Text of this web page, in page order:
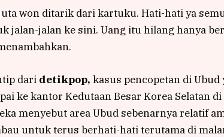
won ditarik dari kartuku. Hati-hati ya
jalan-jalan ke sini. Uang itu hilang hanya
dari detikpop, kasus pencopetan di
ke kantor Kedutaan Besar Korea Selatan
menyebut area Ubud sebenarnya relatif
untuk terus berhati-hati terutama di